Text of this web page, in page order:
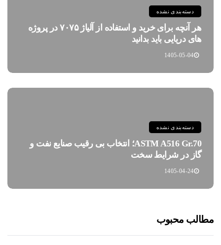
دسته‌بندی نشده
هر آنچه برای خرید و استفاده از آلیاژ ۷۰۷۵ در پروژه
های دریایی باید بدانید
1405-05-04
دسته‌بندی نشده
ASTM A516 Gr.70؛ انتخاب بی رقیب صنایع نفت و
گاز در شرایط سخت
1405-04-24
مطالب محبوب